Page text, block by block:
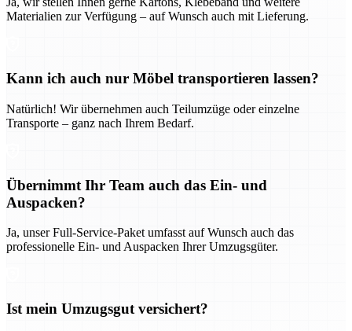
Materialien zur Verfügung – auf Wunsch auch mit Lieferung.
Kann ich auch nur Möbel transportieren lassen?
Natürlich! Wir übernehmen auch Teilumzüge oder einzelne
Transporte – ganz nach Ihrem Bedarf.
Übernimmt Ihr Team auch das Ein- und
Auspacken?
Ja, unser Full-Service-Paket umfasst auf Wunsch auch das
professionelle Ein- und Auspacken Ihrer Umzugsgüter.
Ist mein Umzugsgut versichert?